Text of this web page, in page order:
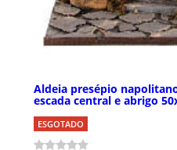
Aldeia presépio
escada central e abrigo
ESGOTADO